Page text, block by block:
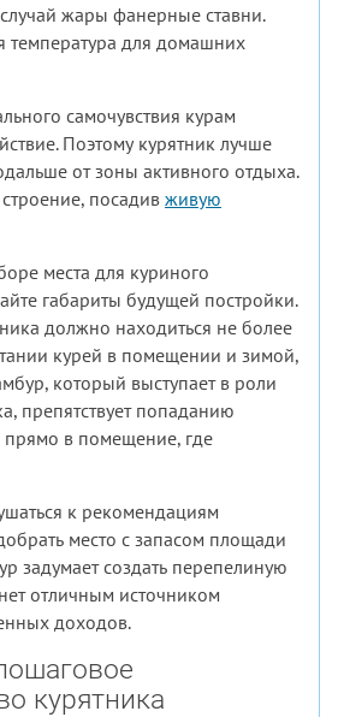
жары фанерные ставни.
температура для домашних
самочувствия курам
Поэтому курятник лучше
от зоны активного отдыха.
посадив живую
места для куриного
габариты будущей постройки.
должно находиться не более
курей в помещении и зимой,
который выступает в роли
препятствует попаданию
прямо в помещение, где
к рекомендациям
место с запасом площади
задумает создать перепелиную
отличным источником
доходов.
курятника